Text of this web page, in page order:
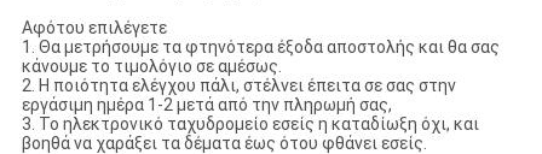
Αφότου επιλέγετε
1. Θα μετρήσουμε τα φτηνότερα έξοδα αποστολής και θα σας
κάνουμε το τιμολόγιο σε αμέσως.
2. Η ποιότητα ελέγχου πάλι, στέλνει έπειτα σε σας στην
εργάσιμη ημέρα 1-2 μετά από την πληρωμή σας,
3. Το ηλεκτρονικό ταχυδρομείο εσείς η καταδίωξη όχι, και
βοηθά να χαράξει τα δέματα έως ότου φθάνει εσείς.